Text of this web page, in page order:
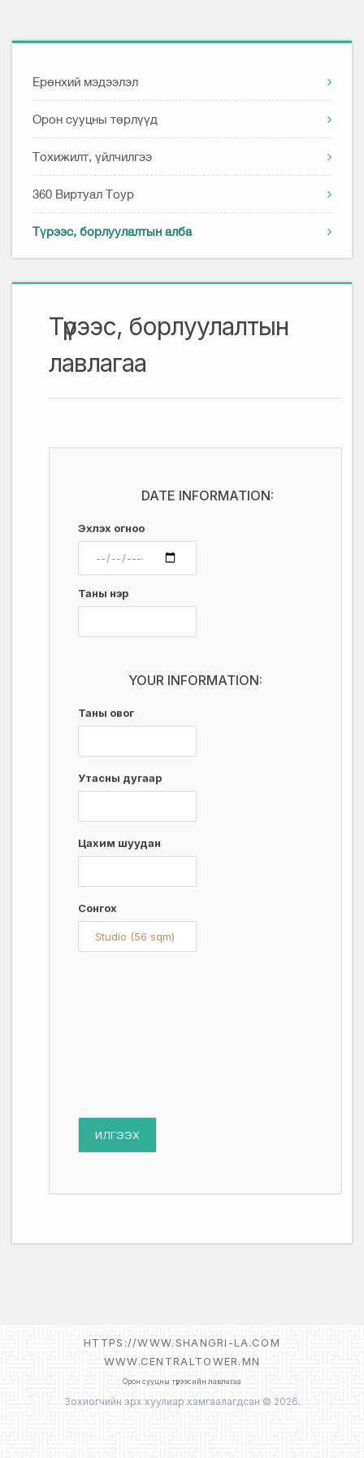
Ерөнхий мэдээлэл
Орон сууцны төрлүүд
Тохижилт, үйлчилгээ
360 Виртуал Тоур
Түрээс, борлуулалтын алба
Түрээс, борлуулалтын
лавлагаа
DATE INFORMATION:
Эхлэх огноо
Таны нэр
YOUR INFORMATION:
Таны овог
Утасны дугаар
Цахим шуудан
Сонгох
ИЛГЭЭХ
HTTPS://WWW.SHANGRI-LA.COM
WWW.CENTRALTOWER.MN
Орон сууцны түрээсийн лавлагаа
Зохиогчийн эрх хуулиар хамгаалагдсан © 2026.